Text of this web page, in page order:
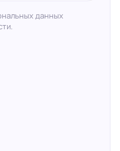
данных